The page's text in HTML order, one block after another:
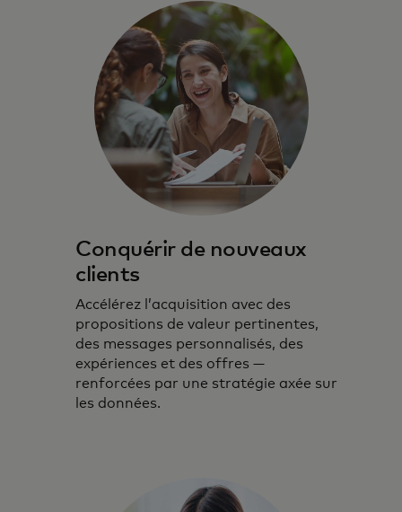
Conquérir de nouveaux
clients
Accélérez l’acquisition avec des
propositions de valeur pertinentes,
des messages personnalisés, des
expériences et des offres —
renforcées par une stratégie axée sur
les données.